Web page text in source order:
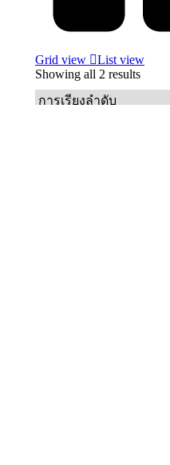
Grid view
List view
Showing all 2 results